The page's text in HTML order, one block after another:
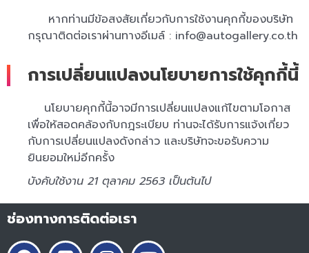
หากท่านมีข้อสงสัยเกี่ยวกับการใช้งานคุกกี้ของบริษัท
กรุณาติดต่อเราผ่านทางอีเมล์ : info@autogallery.co.th
การเปลี่ยนแปลงนโยบายการใช้คุกกี้นี้
นโยบายคุกกี้นี้อาจมีการเปลี่ยนแปลงแก้ไขตามโอกาส
เพื่อให้สอดคล้องกับกฎระเบียบ ท่านจะได้รับการแจ้งเกี่ยว
กับการเปลี่ยนแปลงดังกล่าว และบริษัทจะขอรับความ
ยินยอมใหม่อีกครั้ง
บังคับใช้งาน 21 ตุลาคม 2563 เป็นต้นไป
ช่องทางการติดต่อเรา